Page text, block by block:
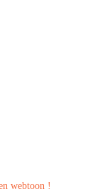
webtoon !